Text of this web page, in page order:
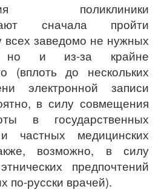
поликлиники
сначала пройти
всех заведомо не нужных
но и из-за крайне
(вплоть до нескольких
электронной записи
в силу совмещения
в государственных
частных медицинских
возможно, в силу
предпочтений
по-русски врачей).